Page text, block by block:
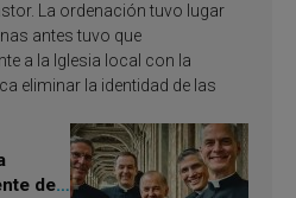
La ordenación tuvo lugar
antes tuvo que
a la Iglesia local con la
eliminar la identidad de las
de